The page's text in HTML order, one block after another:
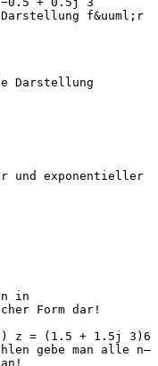
f&uuml;r
Darstellung
und exponentieller
in
Form dar!
z = (1.5 + 1.5j 3)6
gebe man alle n–